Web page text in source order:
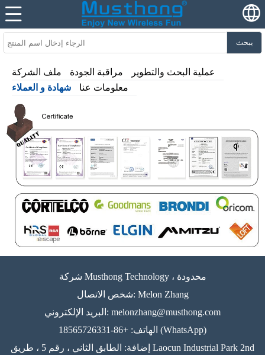
يبحث
ملف الشركة مراقبة الجودة
عملية البحث والتطوير
شهادة و العملاء
معلومات عنا
شركة Musthong Technology ، محدودة
شخص الاتصال: Melon Zhang
البريد الإلكتروني: melonzhang@musthong.com
الهاتف: +86-18565726331 (WhatsApp)
إضافة: الطابق الثاني ، رقم 5 ، طريق Laocun Industrial Park 2nd